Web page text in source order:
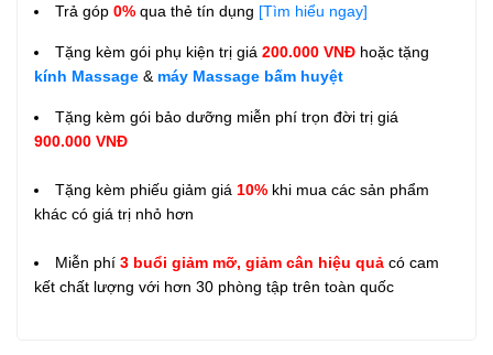
Trả góp 0% qua thẻ tín dụng [Tìm hiểu ngay]
Tặng kèm gói phụ kiện trị giá 200.000 VNĐ hoặc tặng
kính Massage & máy Massage bấm huyệt
Tặng kèm gói bảo dưỡng miễn phí trọn đời trị giá
900.000 VNĐ
Tặng kèm phiếu giảm giá 10% khi mua các sản phẩm
khác có giá trị nhỏ hơn
Miễn phí 3 buổi giảm mỡ, giảm cân hiệu quả có cam
kết chất lượng với hơn 30 phòng tập trên toàn quốc